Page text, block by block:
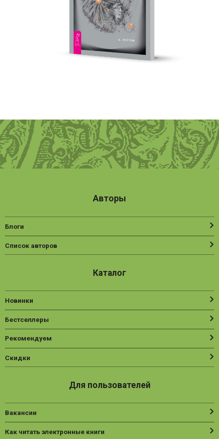
Авторы
Блоги
Список авторов
Каталог
Новинки
Бестселлеры
Рекомендуем
Скидки
Для пользователей
Вакансии
Как читать электронные книги